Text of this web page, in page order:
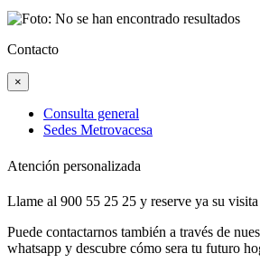
Contacto
×
Consulta general
Sedes Metrovacesa
Atención personalizada
Llame al 900 55 25 25 y reserve ya su
Puede contactarnos también a través de
whatsapp y descubre cómo sera tu futuro